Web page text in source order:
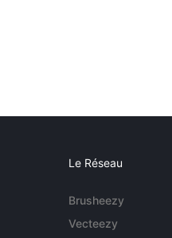
Le Réseau
Brusheezy
Vecteezy